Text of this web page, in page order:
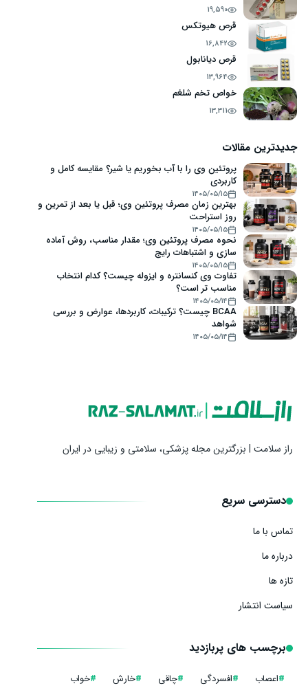
19,590
قرص هیوتکس
16,842
قرص دیانابول
13,964
خواص تخم شلغم
13,311
جدیدترین مقالات
پروتئین وی را با آب بخوریم یا شیر؟ مقایسه کامل و
کاربردی
۱۴۰۵/۰۵/۱۵
بهترین زمان مصرف پروتئین وی؛ قبل یا بعد از تمرین و
روز استراحت
۱۴۰۵/۰۵/۱۵
نحوه مصرف پروتئین وی؛ مقدار مناسب، روش آماده
سازی و اشتباهات رایج
۱۴۰۵/۰۵/۱۵
تفاوت وی کنسانتره و ایزوله چیست؟ کدام انتخاب
مناسب تر است؟
۱۴۰۵/۰۵/۱۴
BCAA چیست؟ ترکیبات، کاربردها، عوارض و بررسی
شواهد
۱۴۰۵/۰۵/۱۴
راز سلامت | بزرگترین مجله پزشکی، سلامتی و زیبایی در ایران
دسترسی سریع
تماس با ما
درباره ما
تازه ها
سیاست انتشار
برچسب های پربازدید
#اعصاب #افسردگی #چاقی #خارش #خواب